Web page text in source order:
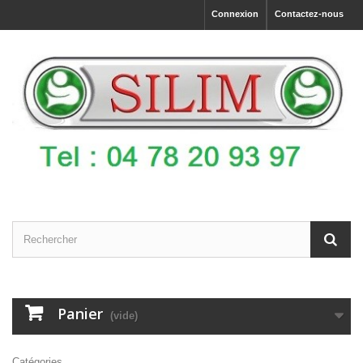
Contactez-nous
Connexion
Panier (vide)